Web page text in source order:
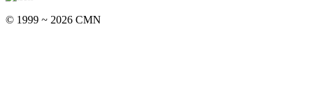
© 1999 ~ 2026 CMN